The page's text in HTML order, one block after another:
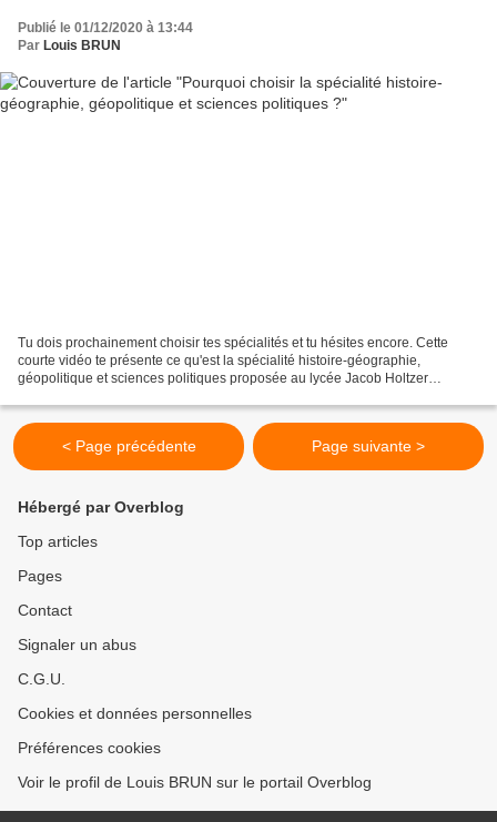
Publié le 01/12/2020 à 13:44
Par Louis BRUN
Tu dois prochainement choisir tes spécialités et tu hésites encore. Cette
courte vidéo te présente ce qu'est la spécialité histoire-géographie,
géopolitique et sciences politiques proposée au lycée Jacob Holtzer
< Page précédente Page suivante >
Hébergé par Overblog
Top articles
Pages
Contact
Signaler un abus
C.G.U.
Cookies et données personnelles
Préférences cookies
Voir le profil de Louis BRUN sur le portail Overblog